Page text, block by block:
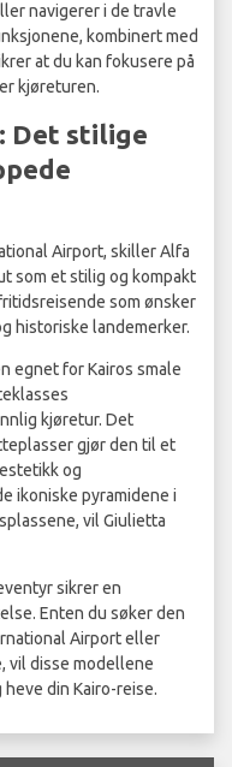
navigerer i de travle
kombinert med
at du kan fokusere på
kjøreturen.
Det stilige
Airport, skiller Alfa
som et stilig og kompakt
som ønsker
historiske landemerker.
egnet for Kairos smale
kjøretur. Det
gjør den til et
og
ikoniske pyramidene i
vil Giulietta
sikrer en
Enten du søker den
Airport eller
vil disse modellene
din Kairo-reise.